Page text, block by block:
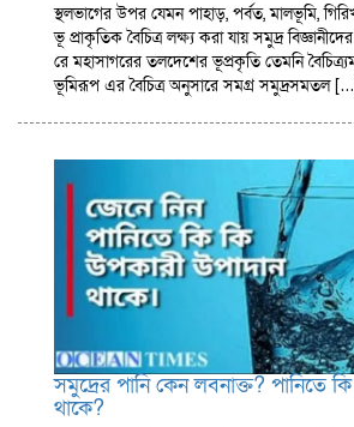
স্থলভাগের উপর যেমন পাহাড়, পর্বত, মালভূমি,
ভূ প্রাকৃতিক বৈচিত্র লক্ষ্য করা যায় সমুদ্র
রে মহাসাগরের তলদেশের ভূপ্রকৃতি তেমনি
ভূমিরূপ এর বৈচিত্র অনুসারে সমগ্র সমুদ্রসমতল
সমুদ্রের পানি কেন লবনাক্ত? পানিতে
থাকে?